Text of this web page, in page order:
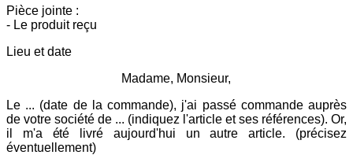
Pièce jointe :
- Le produit reçu
Lieu et date
Madame, Monsieur,
Le ... (date de la commande), j'ai passé commande auprès
de votre société de ... (indiquez l'article et ses références). Or,
il m'a été livré aujourd'hui un autre article. (précisez
éventuellement)